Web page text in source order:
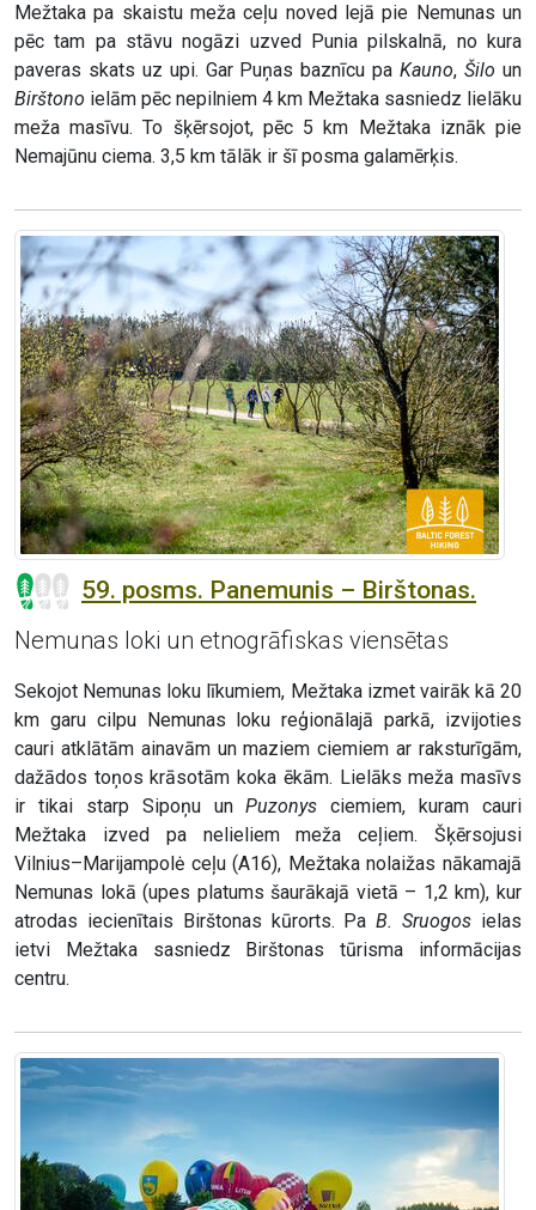
Mežtaka pa skaistu meža ceļu noved lejā pie Nemunas un
pēc tam pa stāvu nogāzi uzved Punia pilskalnā, no kura
paveras skats uz upi. Gar Puņas baznīcu paKauno,Šilo un
Birštono ielām pēc nepilniem 4 km Mežtaka sasniedz lielāku
meža masīvu. To šķērsojot, pēc 5 km Mežtaka iznāk pie
Nemajūnu ciema. 3,5 km tālāk ir šī posma galamērķis.
59. posms. Panemunis – Birštonas.
Nemunas loki un etnogrāfiskas viensētas
Sekojot Nemunas loku līkumiem, Mežtaka izmet vairāk kā 20
km garu cilpu Nemunas loku reģionālajā parkā, izvijoties
cauri atklātām ainavām un maziem ciemiem ar raksturīgām,
dažādos toņos krāsotām koka ēkām. Lielāks meža masīvs
ir tikai starp Sipoņu unPuzonys ciemiem, kuram cauri
Mežtaka izved pa nelieliem meža ceļiem. Šķērsojusi
Vilnius–Marijampolė ceļu (A16), Mežtaka nolaižas nākamajā
Nemunas lokā (upes platums šaurākajā vietā – 1,2 km), kur
atrodas iecienītais Birštonas kūrorts. PaB. Sruogos ielas
ietvi Mežtaka sasniedz Birštonas tūrisma informācijas
centru.